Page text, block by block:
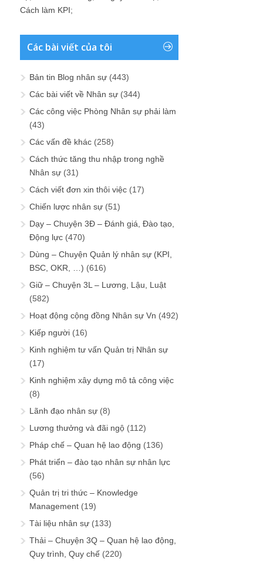
Cách làm KPI;
Các bài viết của tôi
Bản tin Blog nhân sự (443)
Các bài viết về Nhân sự (344)
Các công việc Phòng Nhân sự phải làm
(43)
Các vấn đề khác (258)
Cách thức tăng thu nhập trong nghề
Nhân sự (31)
Cách viết đơn xin thôi việc (17)
Chiến lược nhân sự (51)
Dạy – Chuyện 3Đ – Đánh giá, Đào tạo,
Động lực (470)
Dùng – Chuyện Quản lý nhân sự (KPI,
BSC, OKR, …) (616)
Giữ – Chuyện 3L – Lương, Lậu, Luật
(582)
Hoạt động cộng đồng Nhân sự Vn (492)
Kiếp người (16)
Kinh nghiệm tư vấn Quản trị Nhân sự
(17)
Kinh nghiệm xây dựng mô tả công việc
(8)
Lãnh đạo nhân sự (8)
Lương thưởng và đãi ngộ (112)
Pháp chế – Quan hệ lao động (136)
Phát triển – đào tạo nhân sự nhân lực
(56)
Quản trị tri thức – Knowledge
Management (19)
Tài liệu nhân sự (133)
Thải – Chuyện 3Q – Quan hệ lao động,
Quy trình, Quy chế (220)